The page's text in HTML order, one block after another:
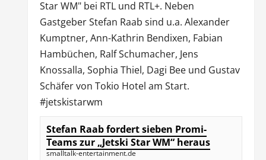
Star WM" bei RTLund RTL+. Neben
Gastgeber Stefan Raab sind u.a. Alexander
Kumptner, Ann-Kathrin Bendixen, Fabian
Hambüchen, Ralf Schumacher, Jens
Knossalla, Sophia Thiel, Dagi Beeund Gustav
Schäfer von Tokio Hotel am Start.
#jetskistarwm
Stefan Raab fordert sieben Promi-
Teams zur „Jetski Star WM“ heraus
smalltalk-entertainment.de